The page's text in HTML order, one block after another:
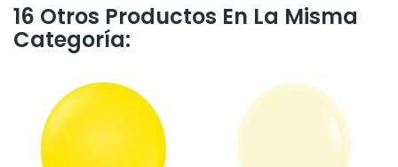
16 Otros Productos En La Misma
Categoría: